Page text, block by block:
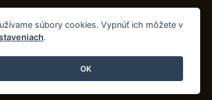
súbory cookies. Vypnúť ich môžete v
.
OK